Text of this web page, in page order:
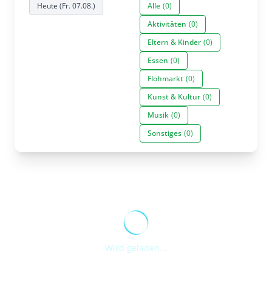
Heute (Fr. 07.08.) Alle (0)
Aktivitäten (0)
Eltern & Kinder (0)
Essen (0)
Flohmarkt (0)
Kunst & Kultur (0)
Musik (0)
Sonstiges (0)
Wird geladen...